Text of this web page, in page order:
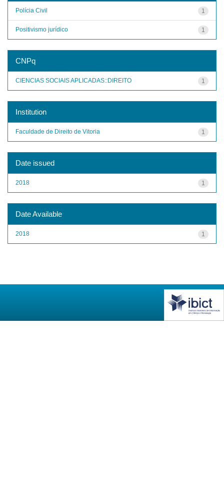
1
Polícia Civil
1
Positivismo jurídico
CNPq
1
CIENCIAS SOCIAIS APLICADAS::DIREITO
Institution
1
Faculdade de Direito de Vitoria
Date issued
1
2018
Date Available
1
2018